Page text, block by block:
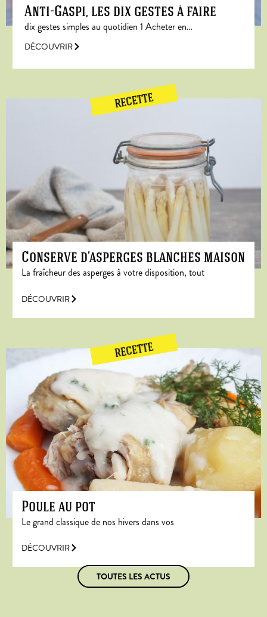
Anti-Gaspi, les dix gestes à faire
dix gestes simples au quotidien 1 Acheter en…
DÉCOUVRIR
RECETTE
Conserve d’asperges blanches maison
La fraîcheur des asperges à votre disposition, tout
DÉCOUVRIR
RECETTE
Poule au pot
Le grand classique de nos hivers dans vos
DÉCOUVRIR
TOUTES LES ACTUS